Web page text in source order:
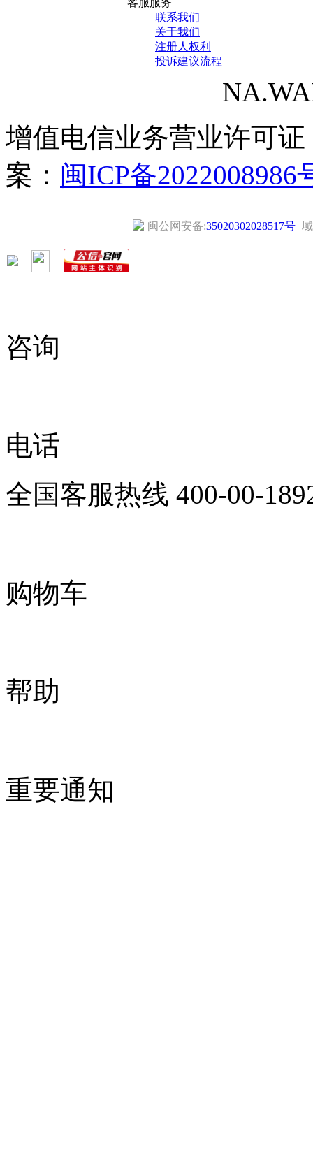
客服服务
联系我们
关于我们
注册人权利
投诉建议流程
增值电信业务营业许可证
案： 闽ICP备2022008986
闽公网安备:35020302028517号
咨询
电话
全国客服热线 400-00-
购物车
帮助
重要通知